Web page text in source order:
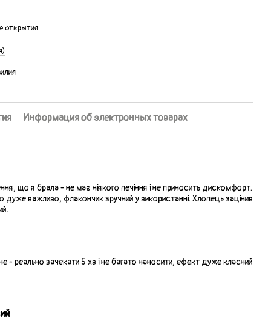
открытия
Информация об электронных товарах
що я брала - не має ніякого печіння і не приносить дискомфорт.
важливо, флакончик зручний у використанні. Хлопець зацінив
- реально зачекати 5 хв і не багато наносити, ефект дуже класний